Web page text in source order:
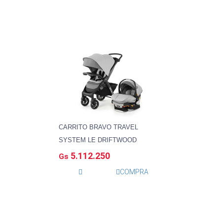
CARRITO BRAVO TRAVEL
SYSTEM LE DRIFTWOOD
Gs 5.112.250
COMPRA